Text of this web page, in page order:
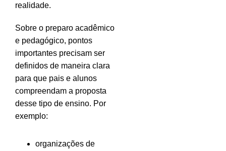
realidade.
Sobre o preparo acadêmico
e pedagógico, pontos
importantes precisam ser
definidos de maneira clara
para que pais e alunos
compreendam a proposta
desse tipo de ensino. Por
exemplo:
organizações de